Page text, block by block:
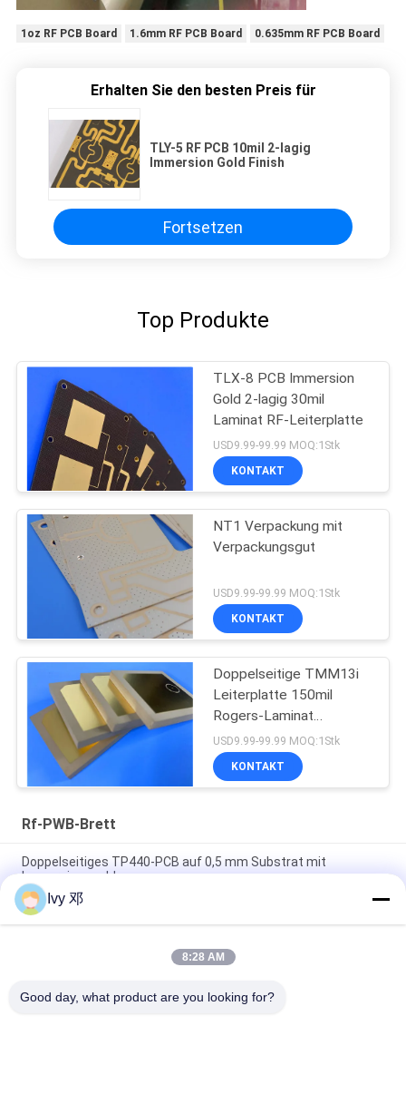
1oz RF PCB Board 1.6mm RF PCB Board 0.635mm RF PCB Board
Erhalten Sie den besten Preis für
TLY-5 RF PCB 10mil 2-lagig
Immersion Gold Finish
Fortsetzen
Top Produkte
TLX-8 PCB Immersion
Gold 2-lagig 30mil
Laminat RF-Leiterplatte
USD9.99-99.99 MOQ:1Stk
KONTAKT
NT1 Verpackung mit
Verpackungsgut
USD9.99-99.99 MOQ:1Stk
KONTAKT
Doppelseitige TMM13i
Leiterplatte 150mil
Rogers-Laminat
Hochfrequenzschaltungen
USD9.99-99.99 MOQ:1Stk
KONTAKT
Rf-PWB-Brett
Doppelseitiges TP440-PCB auf 0,5 mm Substrat mit
Immersionsgold
Doppelseitiges CER-10 Hochfrequenz-PCB 30 Millimeter
Laminat-Immersionssilber
5 mil Dicke WL-CT300 PCB 2-Schicht schwarz Seidenfläche
Ivy 邓
8:28 AM
Good day, what product are you looking for?